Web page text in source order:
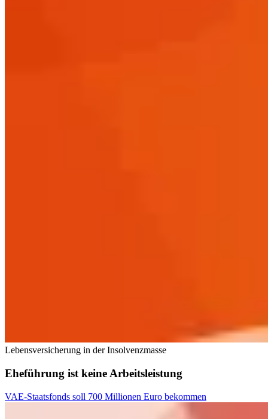
Lebensversicherung in der Insolvenzmasse
Eheführung ist keine Arbeitsleistung
VAE-Staatsfonds soll 700 Millionen Euro bekommen